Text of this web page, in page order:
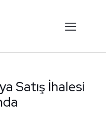
Satış İhalesi